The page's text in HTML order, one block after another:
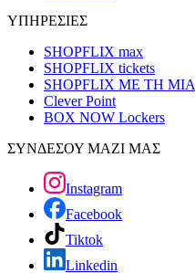
ΥΠΗΡΕΣΙΕΣ
SHOPFLIX max
SHOPFLIX tickets
SHOPFLIX ΜΕ ΤΗ ΜΙΑ
Clever Point
BOX NOW Lockers
ΣΥΝΔΕΣΟΥ ΜΑΖΙ ΜΑΣ
Instagram
Facebook
Tiktok
Linkedin